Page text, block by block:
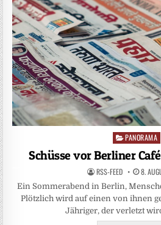
Posted
in
PANORAMA
Schüsse vor Berliner
RSS-FEED 8.
Ein Sommerabend in Berlin,
Plötzlich wird auf einen von ihnen
Jähriger, der verletzt